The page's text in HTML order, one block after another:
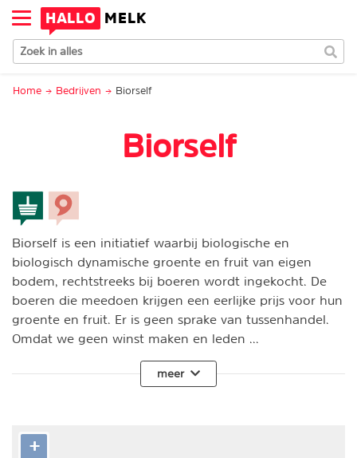
HALLO MELK
Home Bedrijven Biorself
Biorself
Biorself is een initiatief waarbij biologische en
biologisch dynamische groente en fruit van eigen
bodem, rechtstreeks bij boeren wordt ingekocht. De
boeren die meedoen krijgen een eerlijke prijs voor hun
groente en fruit. Er is geen sprake van tussenhandel.
Omdat we geen winst maken en leden ...
meer
+